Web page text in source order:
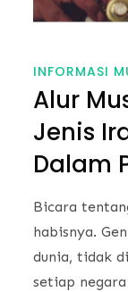
INFORMASI
Alur
Jenis
Dalam
Bicara
habisnya.
dunia, tidak
setiap